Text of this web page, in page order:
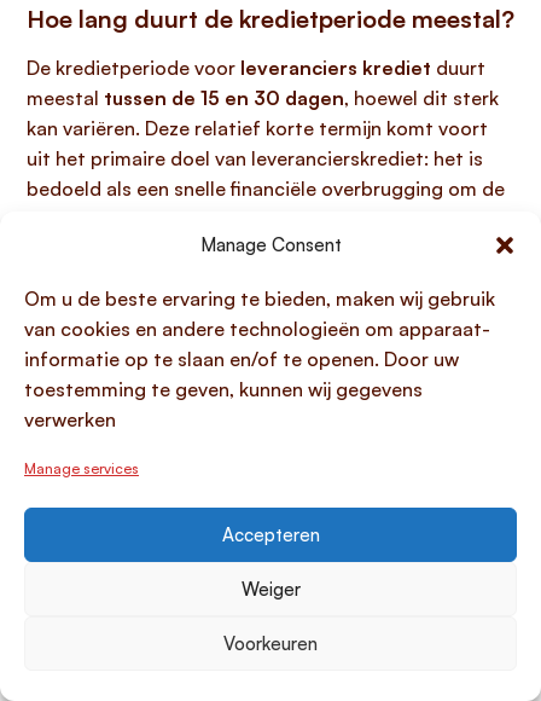
Manage Consent
Om u de beste ervaring te bieden, maken wij gebruik
van cookies en andere technologieën om apparaat-
informatie op te slaan en/of te openen. Door uw
toestemming te geven, kunnen wij gegevens
verwerken
Manage services
Accepteren
Weiger
Voorkeuren
Hoe lang duurt de kredietperiode meestal?
De kredietperiode voor leveranciers krediet duurt
meestal tussen de 15 en 30 dagen, hoewel dit sterk
kan variëren. Deze relatief korte termijn komt voort
uit het primaire doel van leverancierskrediet: het is
bedoeld als een snelle financiële overbrugging om de
ondersteunen, niet als een langdurige
enkele maanden mogelijk zijn, hangt de exacte duur
altijd af van de specifieke afspraken tussen de
leverancier en de ondernemer. Daarnaast wordt deze
periode sterk beïnvloed door de financiële
gezondheid en de bestaande zakelijke relatie van
beide partijen. Een goede relatie kan bijvoorbeeld
Kan elke ondernemer leverancierskrediet
Niet elke ondernemer komt automatisch in